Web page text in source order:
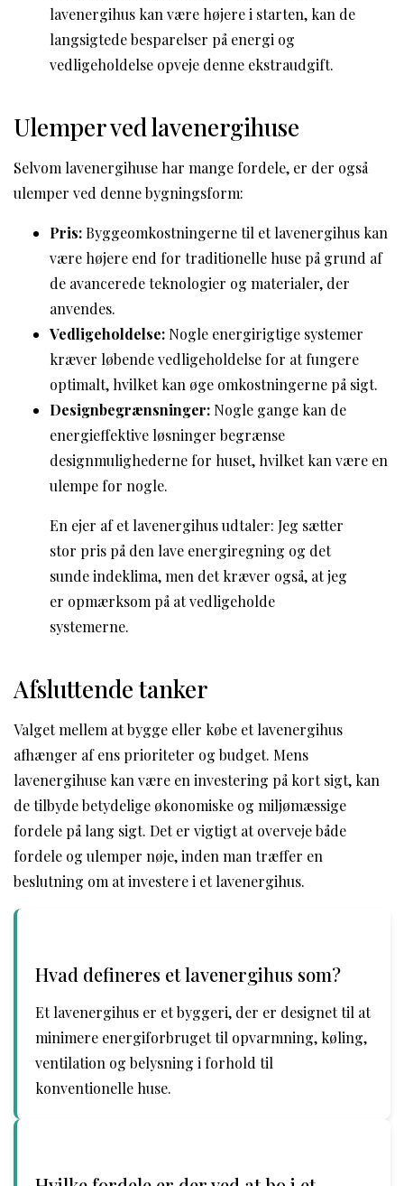
lavenergihus kan være højere i starten, kan de
langsigtede besparelser på energi og
vedligeholdelse opveje denne ekstraudgift.
Ulemper ved lavenergihuse
Selvom lavenergihuse har mange fordele, er der også
ulemper ved denne bygningsform:
Pris:Byggeomkostningerne til et lavenergihus kan
være højere end for traditionelle huse på grund af
de avancerede teknologier og materialer, der
anvendes.
Vedligeholdelse: Nogle energirigtige systemer
kræver løbende vedligeholdelse for at fungere
optimalt, hvilket kan øge omkostningerne på sigt.
Designbegrænsninger: Nogle gange kan de
energieffektive løsninger begrænse
designmulighederne for huset, hvilket kan være en
ulempe for nogle.
En ejer af et lavenergihus udtaler: Jeg sætter
stor pris på den lave energiregning og det
sunde indeklima, men det kræver også, at jeg
er opmærksom på at vedligeholde
systemerne.
Afsluttende tanker
Valget mellem at bygge eller købe et lavenergihus
afhænger af ens prioriteter og budget. Mens
lavenergihuse kan være en investering på kort sigt, kan
de tilbyde betydelige økonomiske og miljømæssige
fordele på lang sigt. Det er vigtigt at overveje både
fordele og ulemper nøje, inden man træffer en
beslutning om at investere i et lavenergihus.
Hvad defineres et lavenergihus som?
Et lavenergihus er et byggeri, der er designet til at
minimere energiforbruget til opvarmning, køling,
ventilation og belysning i forhold til
konventionelle huse.